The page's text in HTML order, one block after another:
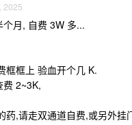
2025
月, 自费 3W 多...
框框上 验血开个几 K.
费 2~3K,
药,请走双通道自费,或另外挂